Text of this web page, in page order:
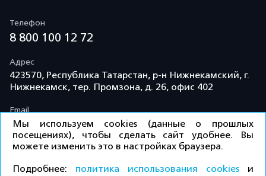
Телефон
8 800 100 12 72
Адрес
423570, Республика Татарстан, р-н Нижнекамский, г.
Нижнекамск, тер. Промзона, д. 26, офис 402
Email
info@td-kama.com
©ООО «Торговый дом «Кама» 2026 / Все права
Мы используем cookies (данные о прошлых
посещениях), чтобы сделать сайт удобнее. Вы
можете изменить это в настройках браузера.
Подробнее: политика использования cookies и